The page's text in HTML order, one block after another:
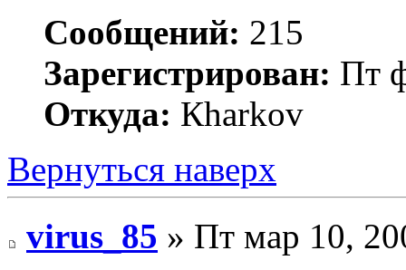
Сообщений: 215
Зарегистрирован: Пт
Откуда: Кharkov
Вернуться наверх
virus_85 » Пт мар 10,